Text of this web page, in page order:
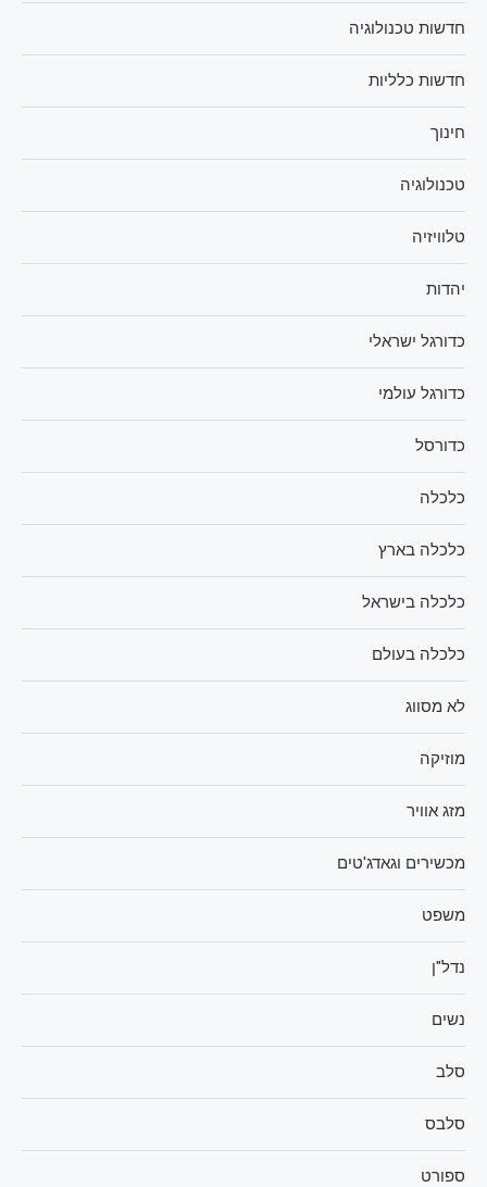
חדשות טכנולוגיה
חדשות כלליות
חינוך
טכנולוגיה
טלוויזיה
יהדות
כדורגל ישראלי
כדורגל עולמי
כדורסל
כלכלה
כלכלה בארץ
כלכלה בישראל
כלכלה בעולם
לא מסווג
מוזיקה
מזג אוויר
מכשירים וגאדג'טים
משפט
נדל"ן
נשים
סלב
סלבס
ספורט